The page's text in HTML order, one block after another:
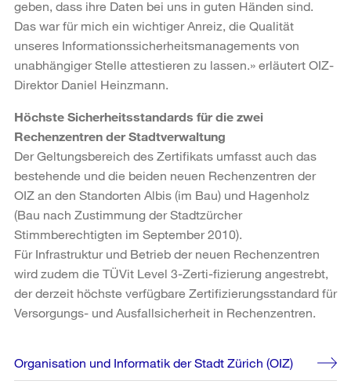
geben, dass ihre Daten bei uns in guten Händen sind.
Das war für mich ein wichtiger Anreiz, die Qualität
unseres Informationssicherheitsmanagements von
unabhängiger Stelle attestieren zu lassen.» erläutert OIZ-
Direktor Daniel Heinzmann.
Höchste Sicherheitsstandards für die zwei
Rechenzentren der Stadtverwaltung
Der Geltungsbereich des Zertifikats umfasst auch das
bestehende und die beiden neuen Rechenzentren der
OIZ an den Standorten Albis (im Bau) und Hagenholz
(Bau nach Zustimmung der Stadtzürcher
Stimmberechtigten im September 2010).
Für Infrastruktur und Betrieb der neuen Rechenzentren
wird zudem die TÜVit Level 3-Zerti-fizierung angestrebt,
der derzeit höchste verfügbare Zertifizierungsstandard für
Versorgungs- und Ausfallsicherheit in Rechenzentren.
Weitere
Informationen
Organisation und Informatik der Stadt Zürich (OIZ)